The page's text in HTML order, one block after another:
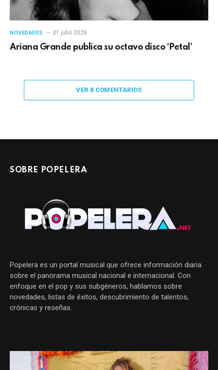
NOVEDADES 31 julio 2026
Ariana Grande publica su octavo disco ‘Petal’
VER 8 COMENTARIOS
SOBRE POPELERA
Popelera es un portal musical que ofrece información diaria
sobre el panorama musical nacional e internacional. Con
enfoque en el pop y sus subgéneros, hablamos sobre
novedades, listas de éxitos, descubrimiento de talentos,
crónicas y reseñas.